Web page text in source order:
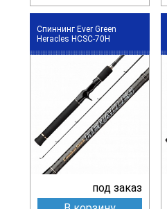
Спиннинг Ever Green
Heracles HCSC-70H
под заказ